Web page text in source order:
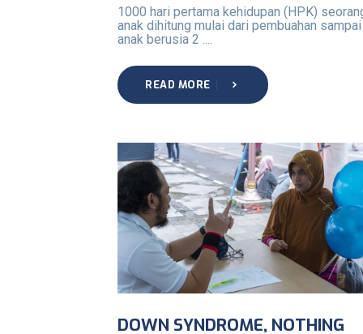
1000 hari pertama kehidupan (HPK)
anak dihitung mulai dari pembuahan sampai
anak berusia 2 ....
READ MORE
DOWN SYNDROME, NOTHING